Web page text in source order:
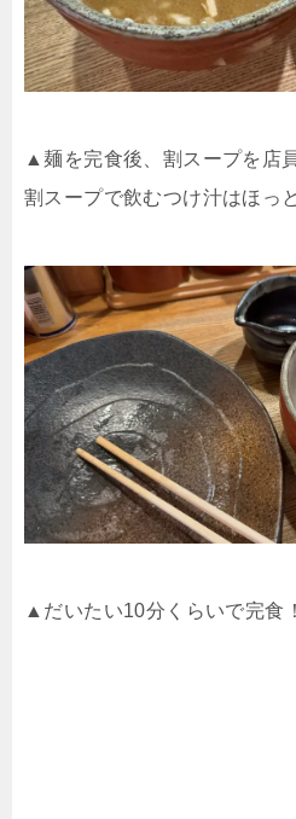
▲麺を完食後、割スープを店
割スープで飲むつけ汁はほっ
▲だいたい10分くらいで完食！